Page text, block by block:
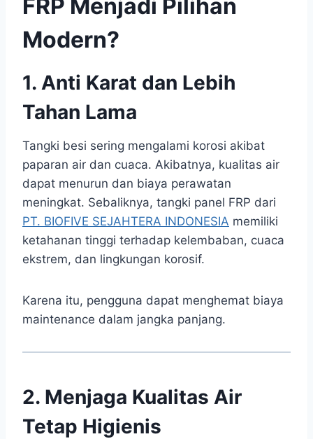
FRP Menjadi Pilihan
Modern?
1. Anti Karat dan Lebih
Tahan Lama
Tangki besi sering mengalami korosi akibat
paparan air dan cuaca. Akibatnya, kualitas air
dapat menurun dan biaya perawatan
meningkat. Sebaliknya, tangki panel FRP dari
PT. BIOFIVE SEJAHTERA INDONESIA memiliki
ketahanan tinggi terhadap kelembaban, cuaca
ekstrem, dan lingkungan korosif.
Karena itu, pengguna dapat menghemat biaya
maintenance dalam jangka panjang.
2. Menjaga Kualitas Air
Tetap Higienis